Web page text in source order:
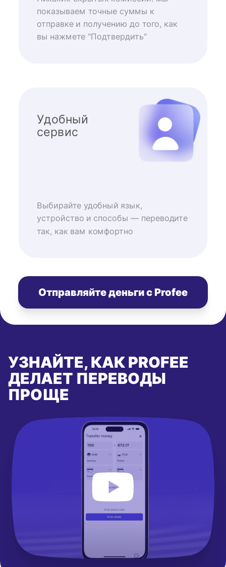
показываем точные суммы к
отправке и получению до того, как
вы нажмете "Подтвердить"
Удобный
сервис
Выбирайте удобный язык,
устройство и способы — переводите
так, как вам комфортно
Отправляйте деньги с Profee
УЗНАЙТЕ, КАК PROFEE
ДЕЛАЕТ ПЕРЕВОДЫ
ПРОЩЕ